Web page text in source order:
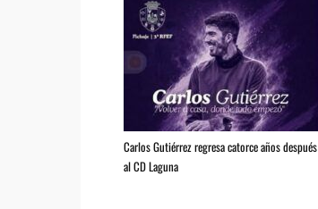
Carlos Gutiérrez regresa catorce años después
al CD Laguna